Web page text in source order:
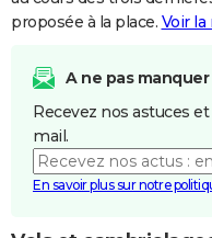
proposée à la place. Voir
A ne pas manquer
Recevez nos astuces
mail.
En savoir plus sur notre